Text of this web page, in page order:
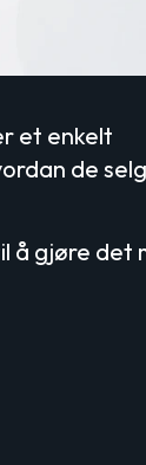
et enkelt
de
å gjøre det